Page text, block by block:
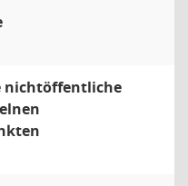
nichtöffentliche